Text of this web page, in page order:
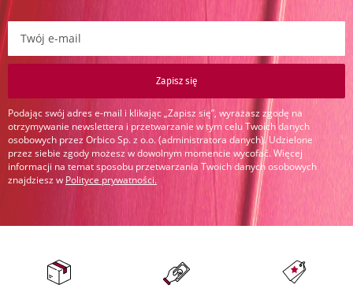
Zapisz się do newslettera:
Zapisz się
Podając swój adres e-mail i klikając „Zapisz się”, wyrażasz zgodę na
otrzymywanie newslettera i przetwarzanie w tym celu Twoich danych
osobowych przez Orbico Sp. z o.o. (administratora danych). Udzielone
przez siebie zgody możesz w dowolnym momencie wycofać. Więcej
informacji na temat sposobu przetwarzania Twoich danych osobowych
znajdziesz w Polityce prywatności.